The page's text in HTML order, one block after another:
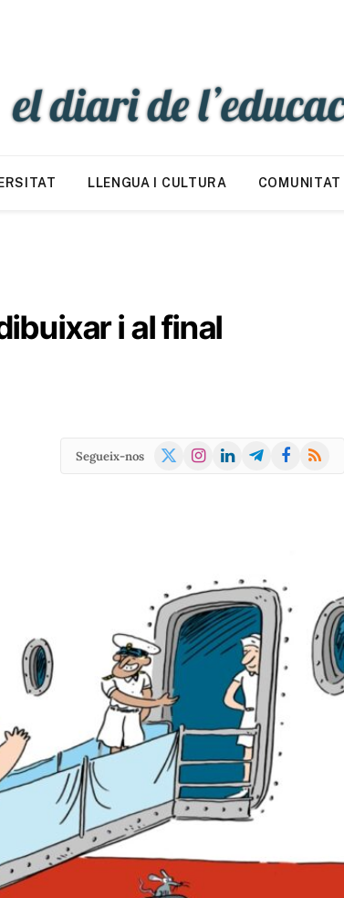
LLENGUA I CULTURA COMUNITAT
i al final
Segueix-nos
X
Instagram
LinkedInTelegramFacebook
RSS